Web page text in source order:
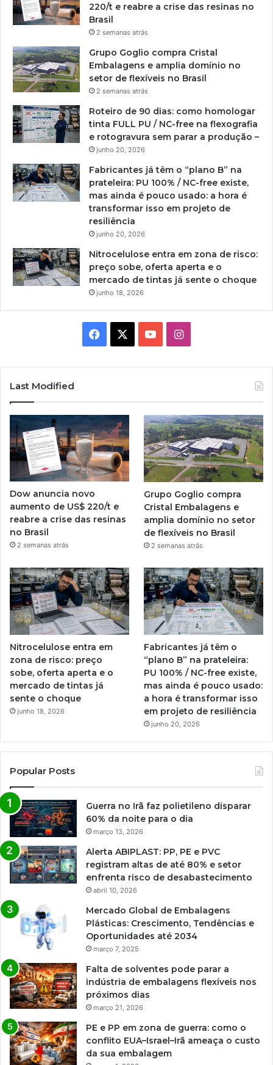
220/t e reabre a crise das resinas no
Brasil
2 semanas atrás
Grupo Goglio compra Cristal
Embalagens e amplia domínio no
setor de flexíveis no Brasil
2 semanas atrás
Roteiro de 90 dias: como homologar
tinta FULL PU / NC-free na flexografia
e rotogravura sem parar a produção –
junho 20, 2026
Fabricantes já têm o “plano B” na
prateleira: PU 100% / NC-free existe,
mas ainda é pouco usado: a hora é
transformar isso em projeto de
resiliência
junho 20, 2026
Nitrocelulose entra em zona de risco:
preço sobe, oferta aperta e o
mercado de tintas já sente o choque
junho 18, 2026
Facebook YouTubeInstagram
Last Modified
Dow anuncia novo
aumento de US$ 220/t e
reabre a crise das resinas
no Brasil
2 semanas atrás
Grupo Goglio compra
Cristal Embalagens e
amplia domínio no setor
de flexíveis no Brasil
2 semanas atrás
Nitrocelulose entra em
zona de risco: preço
sobe, oferta aperta e o
mercado de tintas já
sente o choque
junho 18, 2026
Fabricantes já têm o
“plano B” na prateleira:
PU 100% / NC-free existe,
mas ainda é pouco usado:
a hora é transformar isso
em projeto de resiliência
junho 20, 2026
Popular Posts
Guerra no Irã faz polietileno disparar
60% da noite para o dia
março 13, 2026
Alerta ABIPLAST: PP, PE e PVC
registram altas de até 80% e setor
enfrenta risco de desabastecimento
abril 10, 2026
Mercado Global de Embalagens
Plásticas: Crescimento, Tendências e
Oportunidades até 2034
março 7, 2025
Falta de solventes pode parar a
indústria de embalagens flexíveis nos
próximos dias
março 21, 2026
PE e PP em zona de guerra: como o
conflito EUA–Israel–Irã ameaça o custo
da sua embalagem